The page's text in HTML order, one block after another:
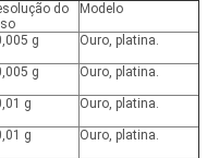
do
Modelo
g Ouro, platina.
g Ouro, platina.
g Ouro, platina.
g Ouro, platina.